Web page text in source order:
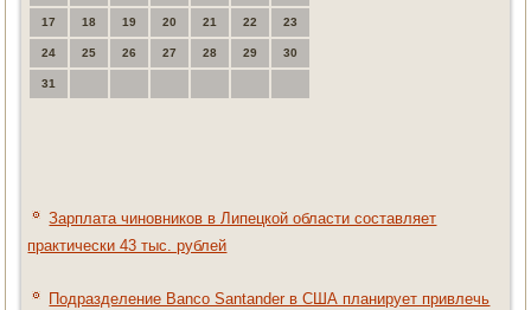
17 18 19 20 21 22 23
24 25 26 27 28 29 30
31
Зарплата чиновников в Липецкой области составляет
практически 43 тыс. рублей
Подразделение Banco Santander в США планирует привлечь